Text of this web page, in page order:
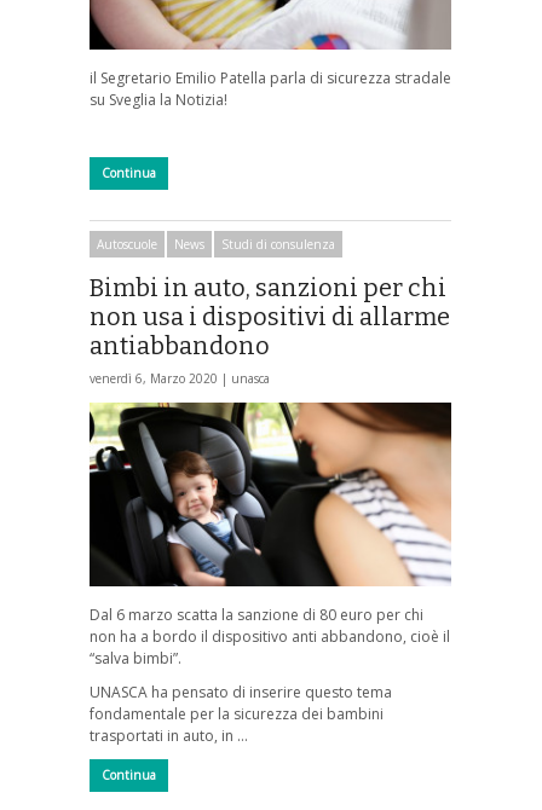
il Segretario Emilio Patella parla di sicurezza stradale
su Sveglia la Notizia!
Continua
Autoscuole News Studi di consulenza
Bimbi in auto, sanzioni per chi
non usa i dispositivi di allarme
antiabbandono
venerdì 6, Marzo 2020 | unasca
Dal 6 marzo scatta la sanzione di 80 euro per chi
non ha a bordo il dispositivo anti abbandono, cioè il
“salva bimbi”.
UNASCA ha pensato di inserire questo tema
fondamentale per la sicurezza dei bambini
trasportati in auto, in …
Continua